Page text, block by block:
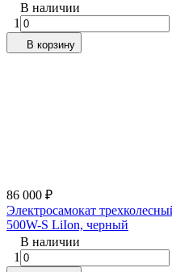
В наличии
1
В корзину
86 000 ₽
Электросамокат
500W-S LiIon, черный
В наличии
1